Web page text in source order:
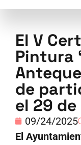
El V
Pintura
de
el 29
09/24/2025
El